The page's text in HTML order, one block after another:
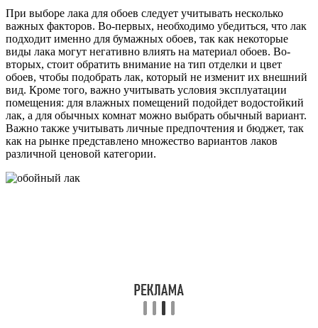
При выборе лака для обоев следует учитывать несколько
важных факторов. Во-первых, необходимо убедиться, что лак
подходит именно для бумажных обоев, так как некоторые
виды лака могут негативно влиять на материал обоев. Во-
вторых, стоит обратить внимание на тип отделки и цвет
обоев, чтобы подобрать лак, который не изменит их внешний
вид. Кроме того, важно учитывать условия эксплуатации
помещения: для влажных помещений подойдет водостойкий
лак, а для обычных комнат можно выбрать обычный вариант.
Важно также учитывать личные предпочтения и бюджет, так
как на рынке представлено множество вариантов лаков
различной ценовой категории.